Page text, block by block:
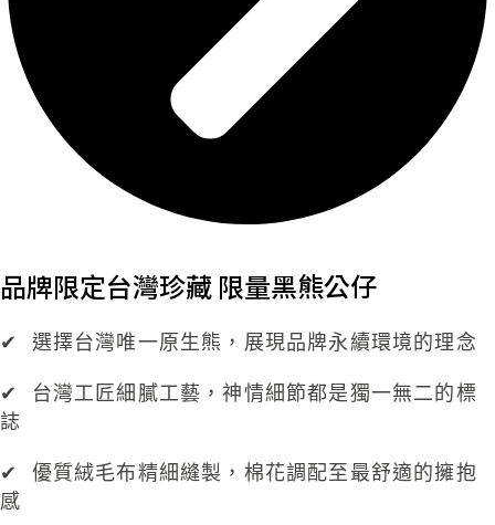
品牌限定台灣珍藏 限量黑熊公仔​
✔ 選擇台灣唯一原生熊，展現品牌永續環境的理念
✔
台灣工匠細膩工藝，神情細節都是獨一無二的標
誌
✔
優質絨毛布精細縫製，棉花調配至最舒適的擁抱
感